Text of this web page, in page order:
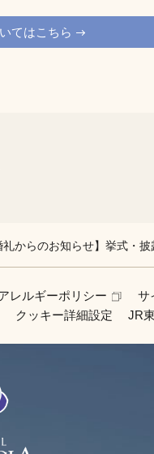
てはこちら
礼からのお知らせ】挙式・
レルギーポリシー サ
クッキー詳細設定 JR